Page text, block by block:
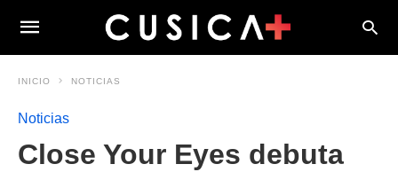
INICIO NOTICIAS
Noticias
Close Your Eyes debuta